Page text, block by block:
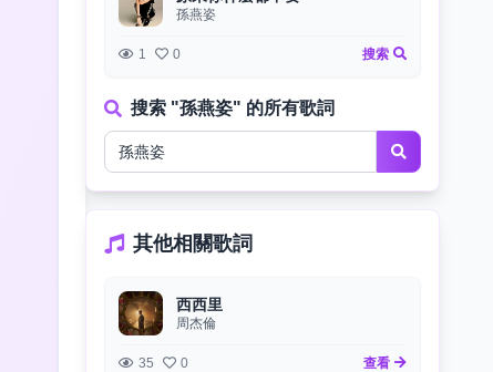
孫燕姿
1 0 搜索
搜索 "孫燕姿" 的所有歌詞
其他相關歌詞
西西里
周杰倫
35 0 查看